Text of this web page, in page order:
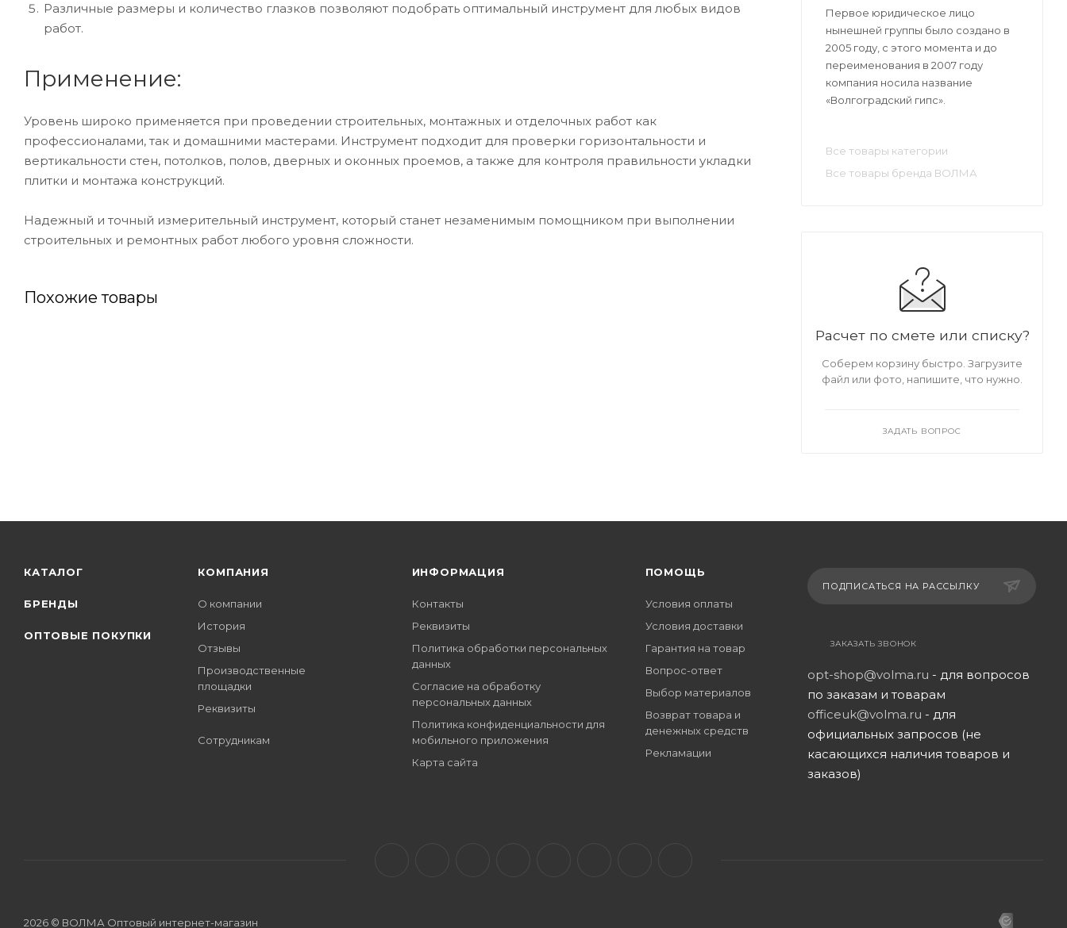
Различные размеры и количество глазков позволяют подобрать оптимальный инструмент для любых видов
работ.
Применение:
Уровень широко применяется при проведении строительных, монтажных и отделочных работ как
профессионалами, так и домашними мастерами. Инструмент подходит для проверки горизонтальности и
вертикальности стен, потолков, полов, дверных и оконных проемов, а также для контроля правильности укладки
плитки и монтажа конструкций.
Надежный и точный измерительный инструмент, который станет незаменимым помощником при выполнении
строительных и ремонтных работ любого уровня сложности.
Похожие товары
Первое юридическое лицо
нынешней группы было создано в
2005 году, с этого момента и до
переименования в 2007 году
компания носила название
«Волгоградский гипс».
Все товары категории
Все товары бренда ВОЛМА
Расчет по смете или списку?
Соберем корзину быстро. Загрузите
файл или фото, напишите, что нужно.
ЗАДАТЬ ВОПРОС
КАТАЛОГ
БРЕНДЫ
ОПТОВЫЕ ПОКУПКИ
КОМПАНИЯ
О компании
История
Отзывы
Производственные
площадки
Реквизиты
Сотрудникам
ИНФОРМАЦИЯ
Контакты
Реквизиты
Политика обработки персональных
данных
Согласие на обработку
персональных данных
Политика конфиденциальности для
мобильного приложения
Карта сайта
ПОМОЩЬ
Условия оплаты
Условия доставки
Гарантия на товар
Вопрос-ответ
Выбор материалов
Возврат товара и
денежных средств
Рекламации
ПОДПИСАТЬСЯ НА РАССЫЛКУ
ЗАКАЗАТЬ ЗВОНОК
opt-shop@volma.ru - для вопросов
по заказам и товарам
officeuk@volma.ru - для
официальных запросов (не
касающихся наличия товаров и
заказов)
2026 © ВОЛМА Оптовый интернет-магазин